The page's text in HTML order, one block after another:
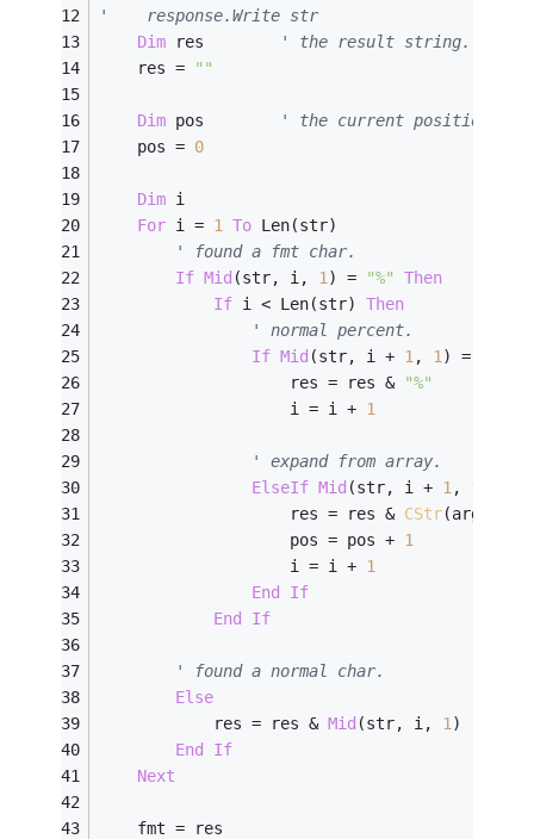
'    response.Write str
Dim res
' the result string.
    res =
""
Dim pos
' the current position in
    pos =
0
Dim i
For i = 1 To Len(str)
' found a fmt char.
If Mid (str, i, 1 ) = "%"
Then
If i < Len(str) Then
' normal percent.
If Mid (str, i + 1 , 1 ) =
                    res = res &
"%"
                    i = i +
1
' expand from array.
ElseIf Mid (str, i + 1 , 1
                    res = res &
CStr
                    pos = pos +
1
                    i = i +
1
End
If
End
If
' found a normal char.
Else
            res = res &
Mid (str, i, 1 )
End
If
Next
    fmt = res